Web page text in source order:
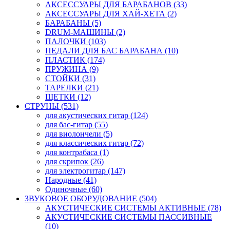
АКСЕССУАРЫ ДЛЯ БАРАБАНОВ (33)
АКСЕССУАРЫ ДЛЯ ХАЙ-ХЕТА (2)
БАРАБАНЫ (5)
DRUM-МАШИНЫ (2)
ПАЛОЧКИ (103)
ПЕДАЛИ ДЛЯ БАС БАРАБАНА (10)
ПЛАСТИК (174)
ПРУЖИНА (9)
СТОЙКИ (31)
ТАРЕЛКИ (21)
ЩЕТКИ (12)
СТРУНЫ (531)
для акустических гитар (124)
для бас-гитар (55)
для виолончели (5)
для классических гитар (72)
для контрабаса (1)
для скрипок (26)
для электрогитар (147)
Народные (41)
Одиночные (60)
ЗВУКОВОЕ ОБОРУДОВАНИЕ (504)
АКУСТИЧЕСКИЕ СИСТЕМЫ АКТИВНЫЕ (78)
АКУСТИЧЕСКИЕ СИСТЕМЫ ПАССИВНЫЕ
(10)